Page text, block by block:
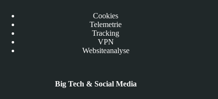
Cookies
Telemetrie
Tracking
VPN
Websiteanalyse
Big Tech & Social Media